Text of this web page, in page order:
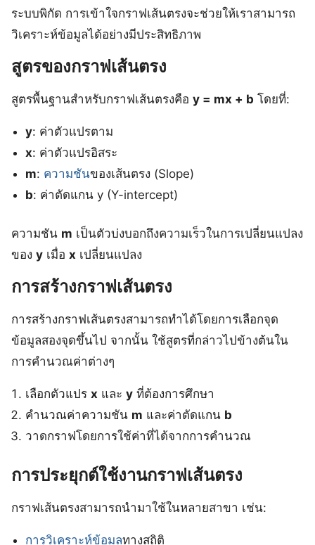
ระบบพิกัด การเข้าใจกราฟเส้นตรงจะช่วยให้เราสามารถ
วิเคราะห์ข้อมูลได้อย่างมีประสิทธิภาพ
สูตรของกราฟเส้นตรง
สูตรพื้นฐานสำหรับกราฟเส้นตรงคือ y = mx + b โดยที่:
y: ค่าตัวแปรตาม
x: ค่าตัวแปรอิสระ
m: ความชันของเส้นตรง (Slope)
b: ค่าตัดแกน y (Y-intercept)
ความชัน m เป็นตัวบ่งบอกถึงความเร็วในการเปลี่ยนแปลง
ของ y เมื่อ x เปลี่ยนแปลง
การสร้างกราฟเส้นตรง
การสร้างกราฟเส้นตรงสามารถทำได้โดยการเลือกจุด
ข้อมูลสองจุดขึ้นไป จากนั้น ใช้สูตรที่กล่าวไปข้างต้นใน
การคำนวณค่าต่างๆ
เลือกตัวแปรx และy ที่ต้องการศึกษา
คำนวณค่าความชัน m และค่าตัดแกน b
วาดกราฟโดยการใช้ค่าที่ได้จากการคำนวณ
การประยุกต์ใช้งานกราฟเส้นตรง
กราฟเส้นตรงสามารถนำมาใช้ในหลายสาขา เช่น:
การวิเคราะห์ข้อมูลทางสถิติ